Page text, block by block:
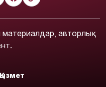
материалдар, авторлық
Қызмет